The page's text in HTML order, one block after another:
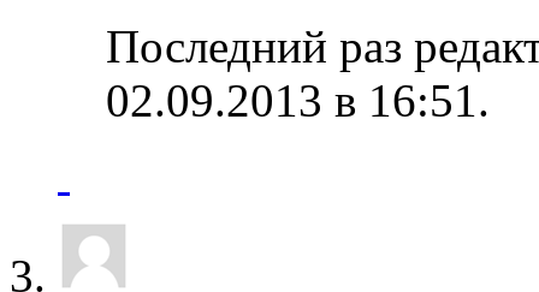
Последний раз
02.09.2013 в 16:51.